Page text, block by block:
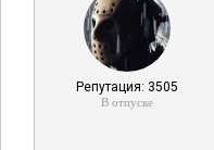
Репутация: 3505
В отпуске